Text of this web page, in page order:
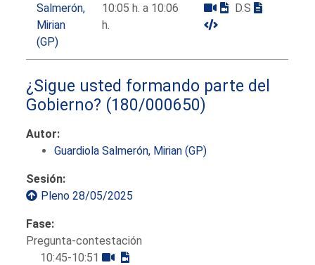
Salmerón,
Mirian
(GP)
10:05 h. a 10:06
h.
D.S
¿Sigue usted formando parte del
Gobierno? (180/000650)
Autor:
Guardiola Salmerón, Mirian (GP)
Sesión:
Pleno 28/05/2025
Fase:
Pregunta-contestación
10:45-10:51